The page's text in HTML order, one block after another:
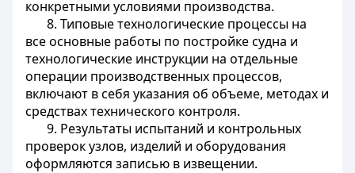
конкретными условиями производства.
8. Типовые технологические процессы на
все основные работы по постройке судна и
технологические инструкции на отдельные
операции производственных процессов,
включают в себя указания об объеме, методах и
средствах технического контроля.
9. Результаты испытаний и контрольных
проверок узлов, изделий и оборудования
оформляются записью в извещении.